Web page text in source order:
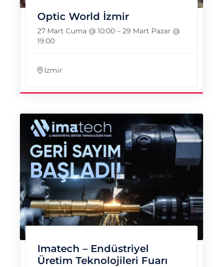
Optic World İzmir
27 Mart Cuma @ 10:00– 29 Mart Pazar @
19:00
İzmir
Imatech – Endüstriyel
Üretim Teknolojileri Fuarı